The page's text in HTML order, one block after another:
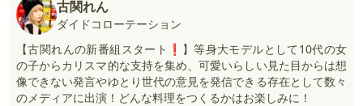
古関れん
ダイドコローテーション
【古関れんの新番組スタート❗】等身大モデルとして10代の女
の子からカリスマ的な支持を集め、可愛いらしい見た目からは想
像できない発言やゆとり世代の意見を発信できる存在として数々
のメディアに出演！どんな料理をつくるかはお楽しみに！